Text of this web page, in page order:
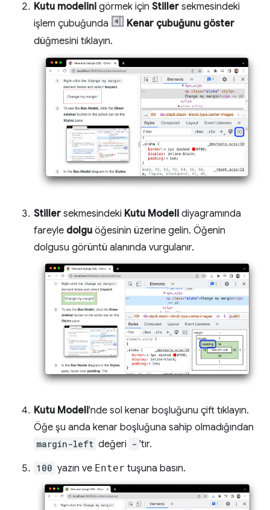
Kutu modelini görmek için Stiller sekmesindeki
işlem çubuğunda
Kenar çubuğunu göster
düğmesini tıklayın.
Stiller sekmesindeki Kutu Modeli diyagramında
fareyle dolgu öğesinin üzerine gelin. Öğenin
dolgusu görüntü alanında vurgulanır.
Kutu Modeli'nde sol kenar boşluğunu çift tıklayın.
Öğe şu anda kenar boşluğuna sahip olmadığından
margin-left değeri - 'tır.
100 yazın ve Enter tuşuna basın.